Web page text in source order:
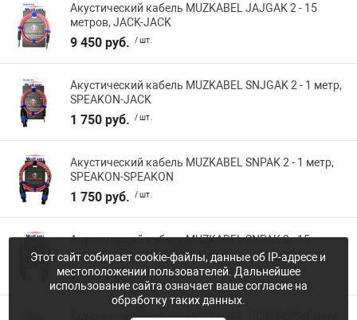
Акустический кабель MUZKABEL JAJGAK 2 - 15
метров, JACK-JACK
9 450 руб. / шт.
Акустический кабель MUZKABEL SNJGAK 2 - 1 метр,
SPEAKON-JACK
1 750 руб. / шт.
Акустический кабель MUZKABEL SNPAK 2 - 1 метр,
SPEAKON-SPEAKON
1 750 руб. / шт.
Акустический кабель MUZKABEL SNPAK 2 - 15
метров , SPEAKON-SPEAKON
9 450 руб. / шт.
Акустический кабель MUZKABEL JAJGAK 2 - 1 метр,
Этот сайт собирает cookie-файлы, данные об IP-адресе и
местоположении пользователей. Дальнейшее
использование сайта означает ваше согласие на
обработку таких данных.